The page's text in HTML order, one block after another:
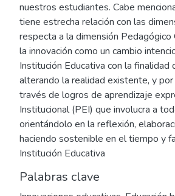
nuestros estudiantes. Cabe
tiene estrecha relación con las
respecta a la dimensión
la innovación como un cambio
Institución Educativa con la
alterando la realidad existente, y
través de logros de aprendizaje
Institucional (PEI) que involucra a
orientándolo en la reflexión,
haciendo sostenible en el tiempo y
Institución Educativa
Palabras clave